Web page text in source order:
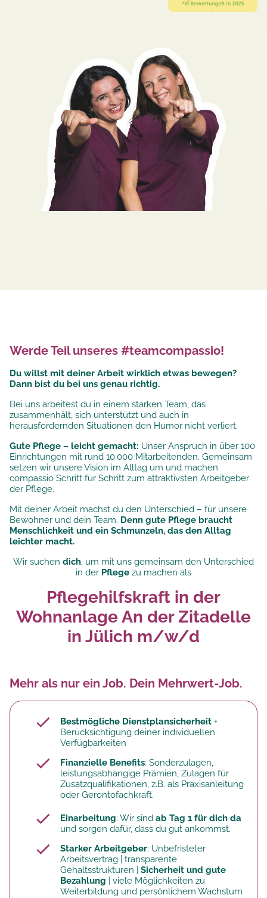
Werde Teil unseres #teamcompassio!
Du willst mit deiner Arbeit wirklich etwas bewegen?
Dann bist du bei uns genau richtig.
Bei uns arbeitest du in einem starken Team, das
zusammenhält, sich unterstützt und auch in
herausfordernden Situationen den Humor nicht verliert.
Gute Pflege – leicht gemacht: Unser Anspruch in über 100
Einrichtungen mit rund 10.000 Mitarbeitenden. Gemeinsam
setzen wir unsereVision im Alltag um und machen
compassio Schritt für Schritt zum attraktivsten Arbeitgeber
der Pflege.
Mit deiner Arbeit machst du den Unterschied – für unsere
Bewohner und dein Team. Denn gute Pflege braucht
Menschlichkeit und ein Schmunzeln, das den Alltag
leichter macht.
Wir suchen dich, um mit uns gemeinsam den Unterschied
in der Pflege zu machen als
Pflegehilfskraft in der
Wohnanlage An der Zitadelle
in Jülich m/w/d
Mehr als nur ein Job. Dein Mehrwert-Job.
Bestmögliche Dienstplansicherheit +
Berücksichtigung deiner individuellen
Verfügbarkeiten
Finanzielle Benefits: Sonderzulagen,
leistungsabhängige Prämien, Zulagen für
Zusatzqualifikationen, z.B. als Praxisanleitung
oder Gerontofachkraft.
Einarbeitung: Wir sind ab Tag 1 für dich da
und sorgen dafür, dass du gut ankommst.
Starker Arbeitgeber: Unbefristeter
Arbeitsvertrag | transparente
Gehaltsstrukturen | Sicherheit und gute
Bezahlung | viele Möglichkeiten zu
Weiterbildung und persönlichem Wachstum